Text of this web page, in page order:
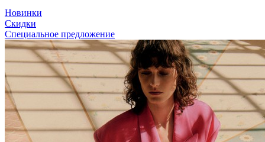
Новинки
Скидки
Специальное предложение